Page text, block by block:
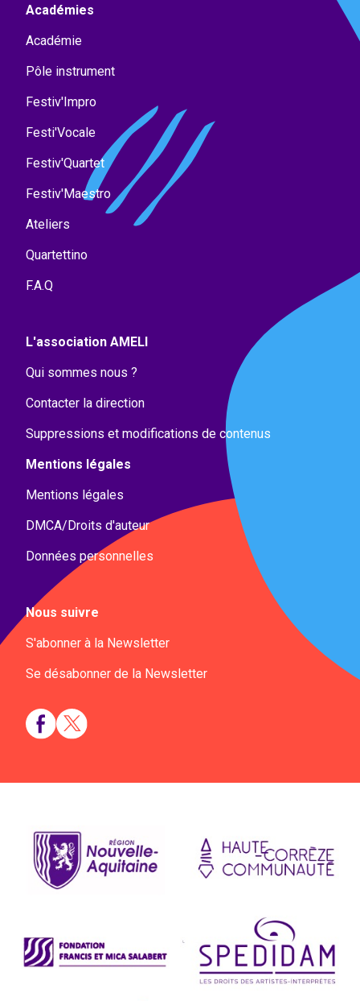
Académies
Académie
Pôle instrument
Festiv'Impro
Festi'Vocale
Festiv'Quartet
Festiv'Maestro
Ateliers
Quartettino
F.A.Q
L'association AMELI
Qui sommes nous ?
Contacter la direction
Suppressions et modifications de contenus
Mentions légales
Mentions légales
DMCA/Droits d'auteur
Données personnelles
Nous suivre
S'abonner à la Newsletter
Se désabonner de la Newsletter